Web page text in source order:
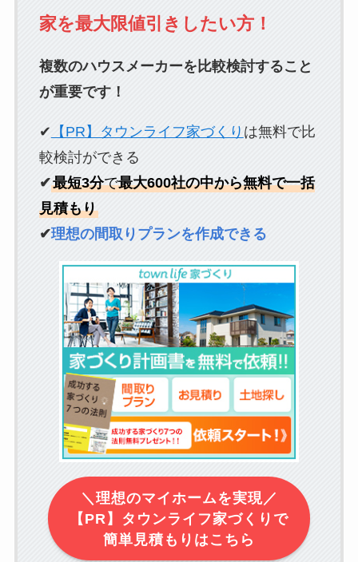
家を最大限値引きしたい方！
複数のハウスメーカーを比較検討すること
が重要です！
✔ 【PR】タウンライフ家づくり は無料で比
較検討ができる
✔最短3分で最大600社の中から無料で一括
見積もり
✔理想の間取りプランを作成できる
＼理想のマイホームを実現／
【PR】タウンライフ家づくりで
簡単見積もりはこちら